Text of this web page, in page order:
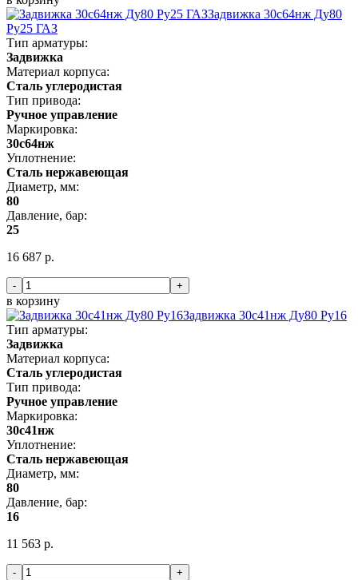
Задвижка 30с64нж Ду80
Ру25 ГАЗ
Тип арматуры:
Задвижка
Материал корпуса:
Сталь углеродистая
Тип привода:
Ручное управление
Маркировка:
30с64нж
Уплотнение:
Сталь нержавеющая
Диаметр, мм:
80
Давление, бар:
25
16 687 р.
- +
в корзину
Задвижка 30с41нж Ду80 Ру16
Тип арматуры:
Задвижка
Материал корпуса:
Сталь углеродистая
Тип привода:
Ручное управление
Маркировка:
30с41нж
Уплотнение:
Сталь нержавеющая
Диаметр, мм:
80
Давление, бар:
16
11 563 р.
- +